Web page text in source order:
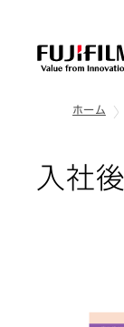
ホーム
入社